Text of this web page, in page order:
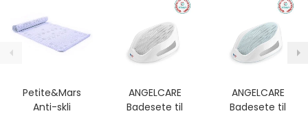
Petite&Mars
Anti-skli
ANGELCARE
Badesete til
ANGELCARE
Badesete til